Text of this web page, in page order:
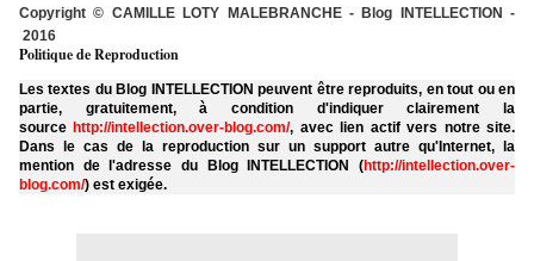
Copyright © CAMILLE LOTY MALEBRANCHE - Blog INTELLECTION -
2016
Politique de Reproduction
Les textes du Blog INTELLECTION peuvent être reproduits, en tout ou en
partie, gratuitement, à condition d'indiquer clairement la
source http://intellection.over-blog.com/, avec lien actif vers notre site.
Dans le cas de la reproduction sur un support autre qu'Internet, la
mention de l'adresse du Blog INTELLECTION (http://intellection.over-
blog.com/) est exigée.